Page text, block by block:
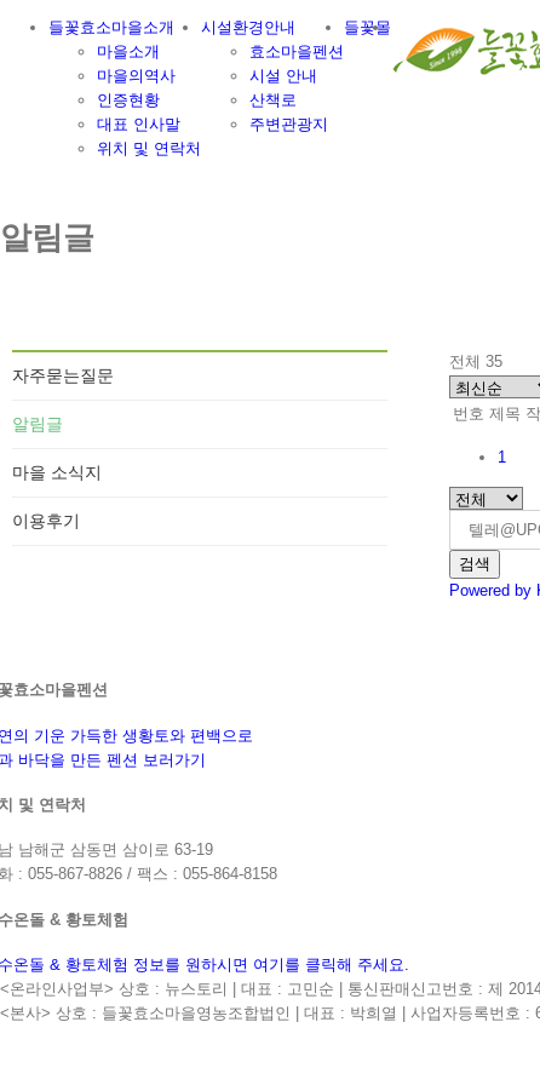
들꽃효소마을소개
마을소개
마을의역사
인증현황
대표 인사말
위치 및 연락처
시설환경안내
효소마을펜션
시설 안내
산책로
주변관광지
들꽃몰
알림글
전체 35
번호 제목
1
검색
Powered by
자주묻는질문
알림글
마을 소식지
이용후기
효소마을펜션
의 기운 가득한 생황토와 편백으로
바닥을 만든 펜션 보러가기
및 연락처
남해군 삼동면 삼이로 63-19
: 055-867-8826 / 팩스 : 055-864-8158
온돌 & 황토체험
온돌 & 황토체험 정보를 원하시면 여기를 클릭해 주세요.
<온라인사업부> 상호 : 뉴스토리 | 대표 : 고민순 | 통신판매신고번호 : 제
<본사> 상호 : 들꽃효소마을영농조합법인 | 대표 : 박희열 | 사업자등록번호 :